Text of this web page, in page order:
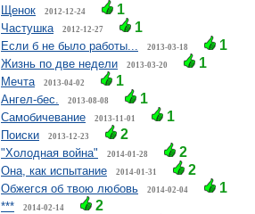
Щенок 2012-12-24 1
Частушка 2012-12-27 1
Если б не было работы... 2013-03-18 1
Жизнь по две недели 2013-03-20 1
Мечта 2013-04-02 1
Ангел-бес. 2013-08-08 1
Самобичевание 2013-11-01 1
Поиски 2013-12-23 2
"Холодная война" 2014-01-28 2
Она, как испытание 2014-01-31 2
Обжегся об твою любовь 2014-02-04 1
*** 2014-02-14 2